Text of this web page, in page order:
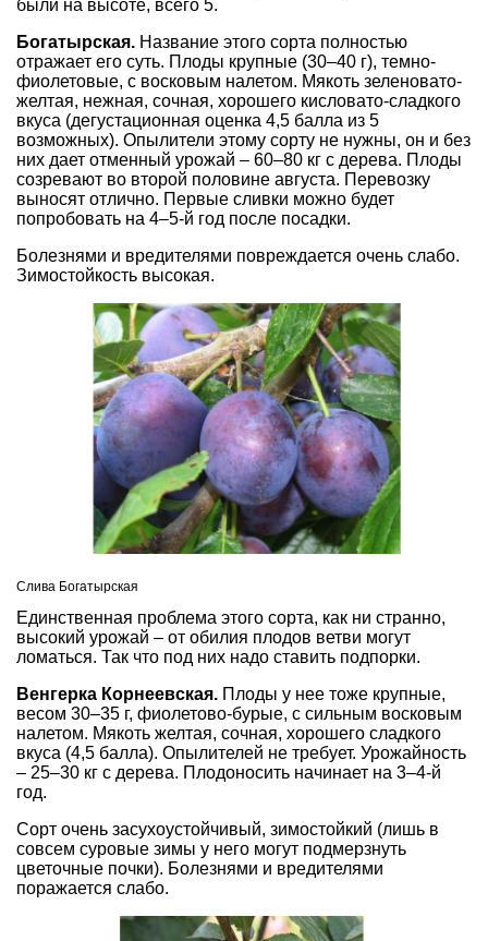
были на высоте, всего 5.
Богатырская. Название этого сорта полностью
отражает его суть. Плоды крупные (30–40 г), темно-
фиолетовые, с восковым налетом. Мякоть зеленовато-
желтая, нежная, сочная, хорошего кисловато-сладкого
вкуса (дегустационная оценка 4,5 балла из 5
возможных). Опылители этому сорту не нужны, он и без
них дает отменный урожай – 60–80 кг с дерева. Плоды
созревают во второй половине августа. Перевозку
выносят отлично. Первые сливки можно будет
попробовать на 4–5-й год после посадки.
Болезнями и вредителями повреждается очень слабо.
Зимостойкость высокая.
Слива Богатырская
Единственная проблема этого сорта, как ни странно,
высокий урожай – от обилия плодов ветви могут
ломаться. Так что под них надо ставить подпорки.
Венгерка Корнеевская. Плоды у нее тоже крупные,
весом 30–35 г, фиолетово-бурые, с сильным восковым
налетом. Мякоть желтая, сочная, хорошего сладкого
вкуса (4,5 балла). Опылителей не требует. Урожайность
– 25–30 кг с дерева. Плодоносить начинает на 3–4-й
год.
Сорт очень засухоустойчивый, зимостойкий (лишь в
совсем суровые зимы у него могут подмерзнуть
цветочные почки). Болезнями и вредителями
поражается слабо.